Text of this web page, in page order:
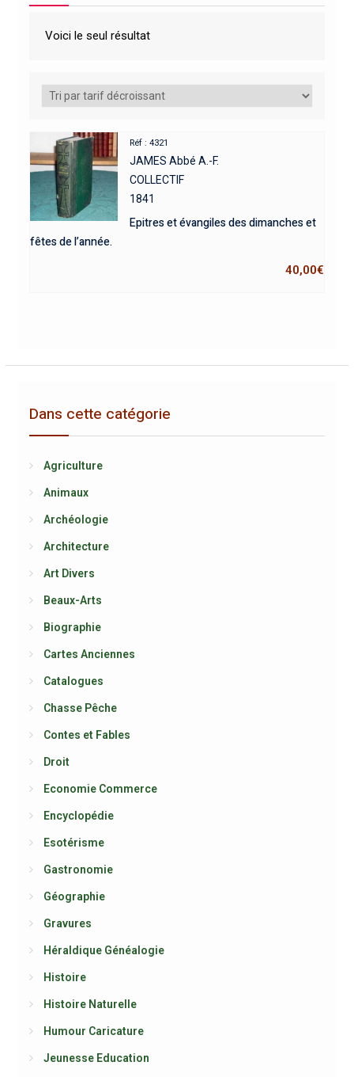
Voici le seul résultat
Réf : 4321
JAMES Abbé A.-F.
COLLECTIF
1841
Epitres et évangiles des dimanches et
fêtes de l’année.
40,00€
Dans cette catégorie
Agriculture
Animaux
Archéologie
Architecture
Art Divers
Beaux-Arts
Biographie
Cartes Anciennes
Catalogues
Chasse Pêche
Contes et Fables
Droit
Economie Commerce
Encyclopédie
Esotérisme
Gastronomie
Géographie
Gravures
Héraldique Généalogie
Histoire
Histoire Naturelle
Humour Caricature
Jeunesse Education